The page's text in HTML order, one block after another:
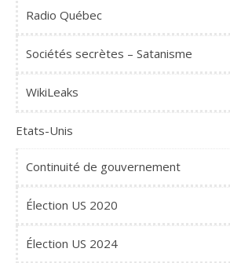
Radio Québec
Sociétés secrètes – Satanisme
WikiLeaks
Etats-Unis
Continuité de gouvernement
Élection US 2020
Élection US 2024